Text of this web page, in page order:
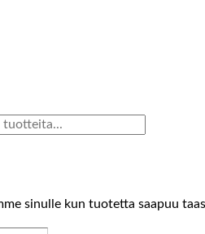
sinulle kun tuotetta saapuu taas